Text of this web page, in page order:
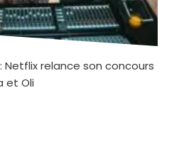
Netflix relance son concours
et Oli